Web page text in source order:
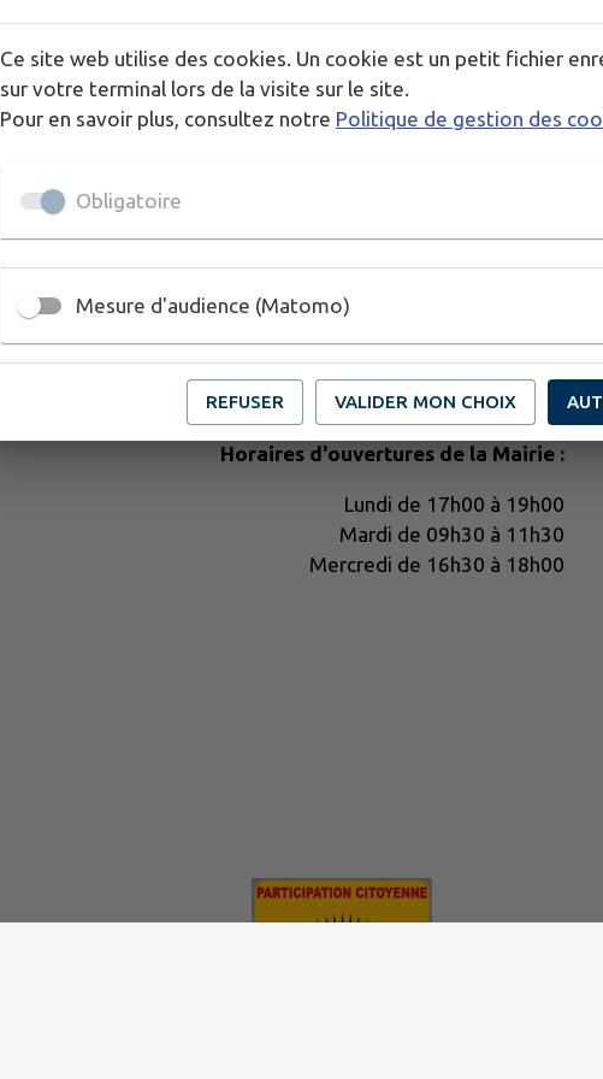
Horaires d'ouvertures de la Mairie :
Lundi de 17h00 à 19h00
Mardi de 09h30 à 11h30
Mercredi de 16h30 à 18h00
Ce site web utilise des cookies. Un cookie est un petit fichier
sur votre terminal lors de la visite sur le site.
Pour en savoir plus, consultez notre Politique de gestion des
Obligatoire
Mesure d'audience (Matomo)
REFUSER VALIDER MON CHOIX